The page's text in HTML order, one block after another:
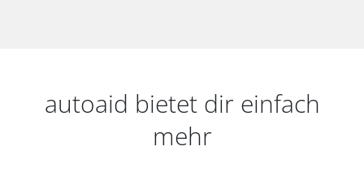
autoaid bietet dir einfach
mehr